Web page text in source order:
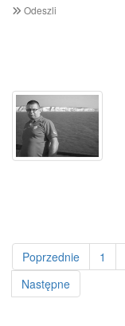
Odeszli
Poprzednie 1
Następne